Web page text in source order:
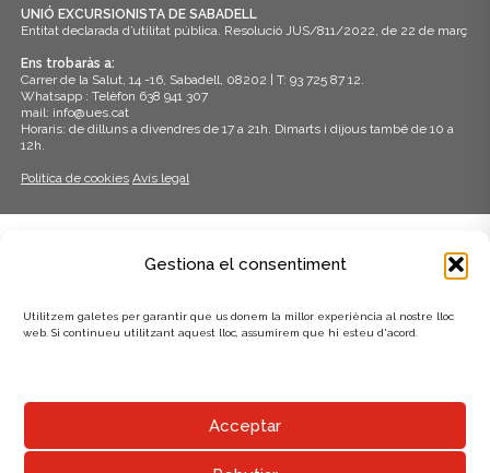
Gestiona el consentiment
Utilitzem galetes per garantir que us donem la millor experiència al nostre lloc
web. Si continueu utilitzant aquest lloc, assumirem que hi esteu d'acord.
Acceptar
UNIÓ EXCURSIONISTA DE SABADELL
Entitat declarada d’utilitat pública. Resolució JUS/811/2022, de 22 de març
Ens trobaràs a:
Carrer de la Salut, 14 -16, Sabadell, 08202 | T: 93 725 87 12.
Whatsapp : Telèfon 638 941 307
mail: info@ues.cat
Horaris: de dilluns a divendres de 17 a 21h. Dimarts i dijous també de 10 a
12h.
Política de cookies Avís legal
AMB EL SUPORT DE: